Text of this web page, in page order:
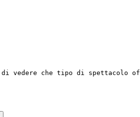
di vedere che tipo di spettacolo